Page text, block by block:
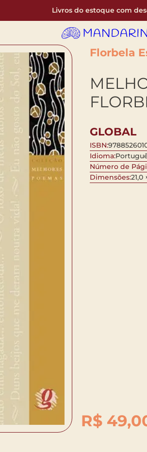
Livros do estoque com
Florbela
GLOBAL
ISBN:
Idioma:
Número de
Dimensões:21,0
R$